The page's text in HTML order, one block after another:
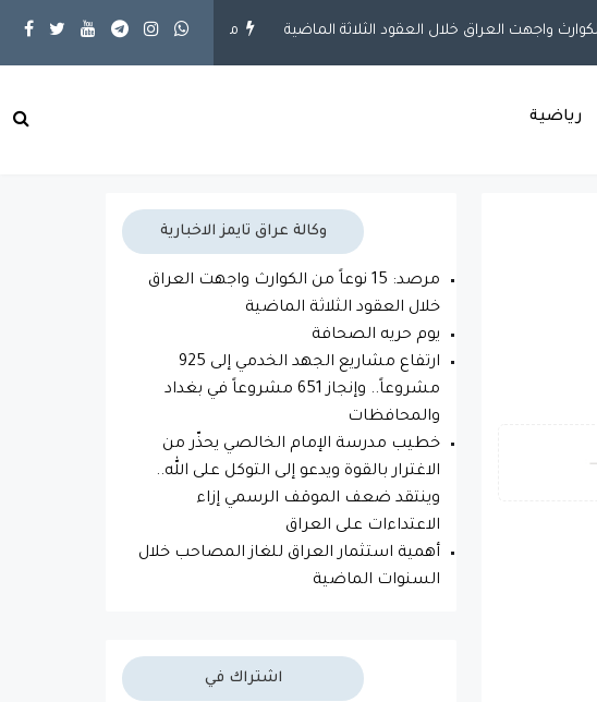
مقالات يوم حريه الصحافة محلية ارتفاع
رياضية
وكالة عراق تايمز الاخبارية
مرصد: 15 نوعاً من الكوارث واجهت العراق
خلال العقود الثلاثة الماضية
يوم حريه الصحافة
ارتفاع مشاريع الجهد الخدمي إلى 925
مشروعاً.. وإنجاز 651 مشروعاً في بغداد
والمحافظات
خطيب مدرسة الإمام الخالصي يحذّر من
الاغترار بالقوة ويدعو إلى التوكل على الله..
وينتقد ضعف الموقف الرسمي إزاء
الاعتداءات على العراق
أهمية استثمار العراق للغاز المصاحب خلال
السنوات الماضية
اشتراك في